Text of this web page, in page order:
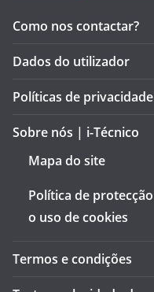
Como nos contactar?
Dados do utilizador
Políticas de privacidade
Sobre nós | i-Técnico
Mapa do site
Política de
o uso de cookies
Termos e condições